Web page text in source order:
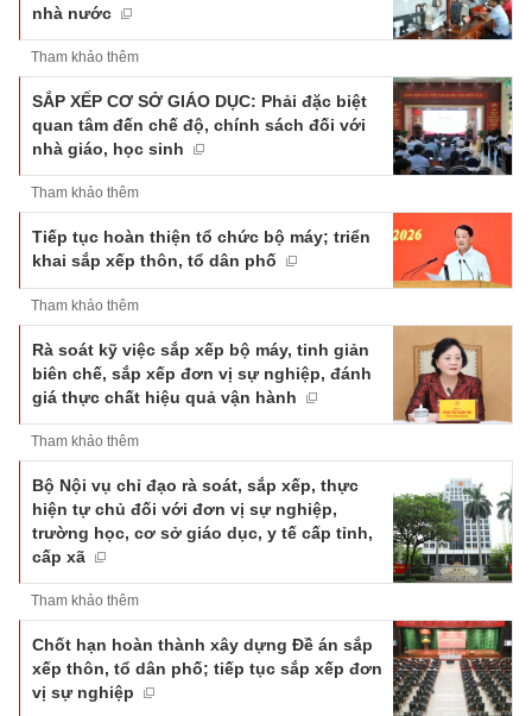
nhà nước
Tham khảo thêm
SẮP XẾP CƠ SỞ GIÁO DỤC: Phải đặc biệt
quan tâm đến chế độ, chính sách đối với
nhà giáo, học sinh
Tham khảo thêm
Tiếp tục hoàn thiện tổ chức bộ máy; triển
khai sắp xếp thôn, tổ dân phố
Tham khảo thêm
Rà soát kỹ việc sắp xếp bộ máy, tinh giản
biên chế, sắp xếp đơn vị sự nghiệp, đánh
giá thực chất hiệu quả vận hành
Tham khảo thêm
Bộ Nội vụ chỉ đạo rà soát, sắp xếp, thực
hiện tự chủ đối với đơn vị sự nghiệp,
trường học, cơ sở giáo dục, y tế cấp tỉnh,
cấp xã
Tham khảo thêm
Chốt hạn hoàn thành xây dựng Đề án sắp
xếp thôn, tổ dân phố; tiếp tục sắp xếp đơn
vị sự nghiệp